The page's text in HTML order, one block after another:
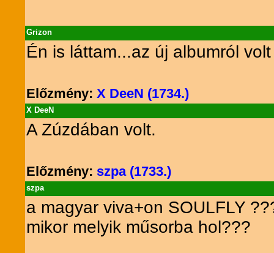
Grizon
Én is láttam...az új albumról
Előzmény:X DeeN (1734.)
X DeeN
A Zúzdában volt.
Előzmény: szpa (1733.)
szpa
a magyar viva+on SOULFLY
mikor melyik műsorba hol???